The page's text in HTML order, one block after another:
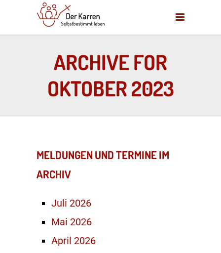
ARCHIVE FOR
OKTOBER 2023
MELDUNGEN UND TERMINE IM
ARCHIV
Juli 2026
Mai 2026
April 2026